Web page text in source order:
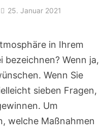
25. Januar 2021
in Ihrem
Wenn ja,
Wenn Sie
sieben Fragen,
Um
welche Maßnahmen